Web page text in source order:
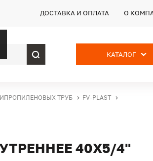
ДОСТАВКА И ОПЛАТА О
КАТАЛОГ
ТРУБ
FV-PLAST
40Х5/4"